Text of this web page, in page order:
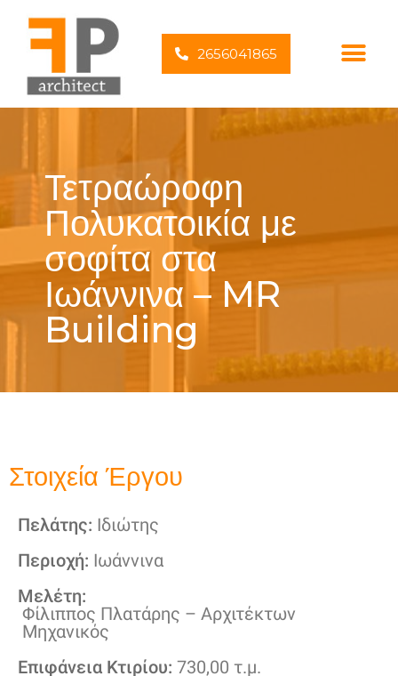
2656041865
Τετραώροφη
Πολυκατοικία με
σοφίτα στα
Ιωάννινα – MR
Building
Στοιχεία Έργου
Πελάτης: Ιδιώτης
Περιοχή: Ιωάννινα
Μελέτη:
Φίλιππος Πλατάρης – Αρχιτέκτων
Μηχανικός
Επιφάνεια Κτιρίου: 730,00 τ.μ.